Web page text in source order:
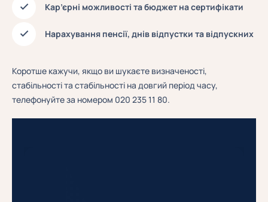
Кар’єрні можливості та бюджет на сертифікати
Нарахування пенсії, днів відпустки та відпускних
Коротше кажучи, якщо ви шукаєте визначеності,
стабільності та стабільності на довгий період часу,
телефонуйте за номером 020 235 11 80.